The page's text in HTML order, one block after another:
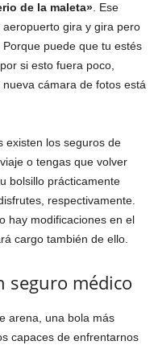
de la maleta» . Ese
gira y gira pero
puede que tu estés
si esto fuera poco,
cámara de fotos está
existen los seguros de
o tengas que volver
bolsillo prácticamente
respectivamente.
o hay modificaciones en el
cargo también de ello.
seguro médico
arena, una bola más
capaces de enfrentarnos